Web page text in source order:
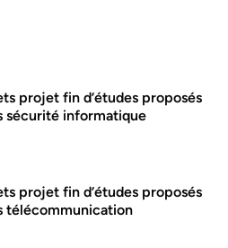
projet fin d’études proposés
sécurité informatique
projet fin d’études proposés
télécommunication